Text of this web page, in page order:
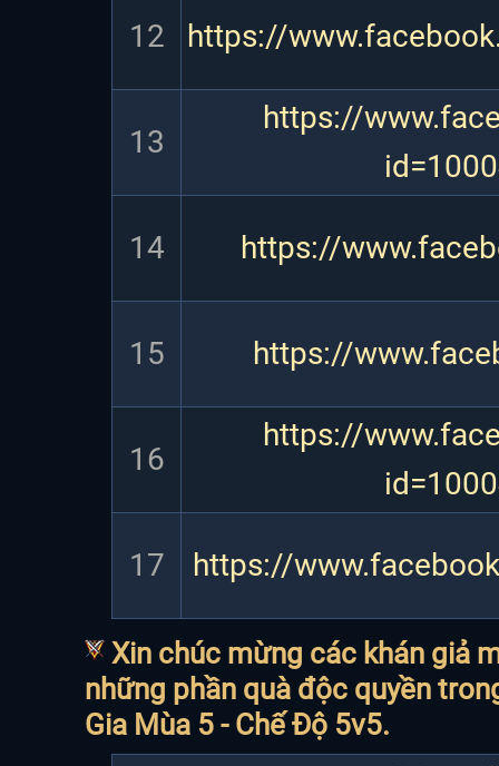
12 https://
13
https://
14 https://
15 https://
16
https://
17 https://
Xin chúc mừng các khán giả
những phần quà độc quyền
Gia Mùa 5 - Chế Độ 5v5.